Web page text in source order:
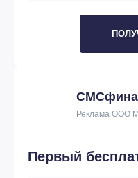
Реклама ООО
Первый